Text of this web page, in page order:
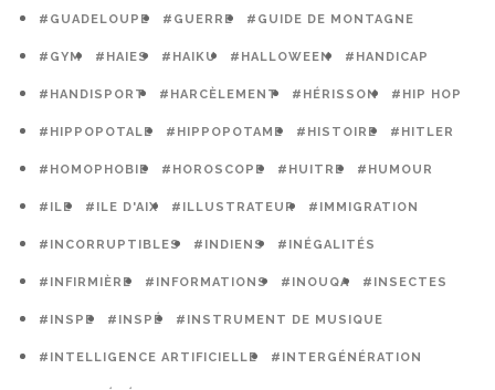
#GUADELOUPE #GUERRE #GUIDE DE MONTAGNE
#GYM #HAIES #HAIKU #HALLOWEEN #HANDICAP
#HANDISPORT #HARCÈLEMENT #HÉRISSON #HIP HOP
#HIPPOPOTALE #HIPPOPOTAME #HISTOIRE #HITLER
#HOMOPHOBIE #HOROSCOPE #HUITRE #HUMOUR
#ILE #ILE D'AIX #ILLUSTRATEUR #IMMIGRATION
#INCORRUPTIBLES #INDIENS #INÉGALITÉS
#INFIRMIÈRE #INFORMATIONS #INOUQA #INSECTES
#INSPE #INSPÉ #INSTRUMENT DE MUSIQUE
#INTELLIGENCE ARTIFICIELLE #INTERGÉNÉRATION